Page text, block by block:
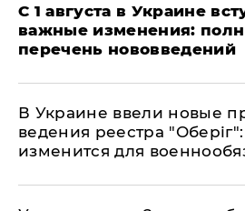
С 1 августа в Украине
важные изменения:
перечень нововведений
В Украине ввели новые
ведения реестра "Оберіг":
изменится для